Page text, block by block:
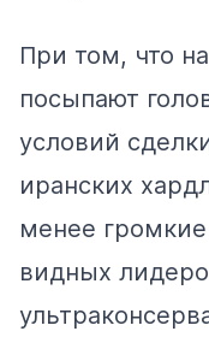
При том, что
посыпают
условий
иранских
менее
видных